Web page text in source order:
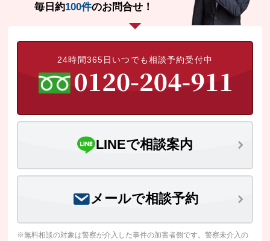
毎日約100件のお問合せ！
24時間365日いつでも相談予約受付中
LINEで相談案内
メールで相談予約
※無料相談の対象は警察が介入した事件の加害者側です。警察未介入の